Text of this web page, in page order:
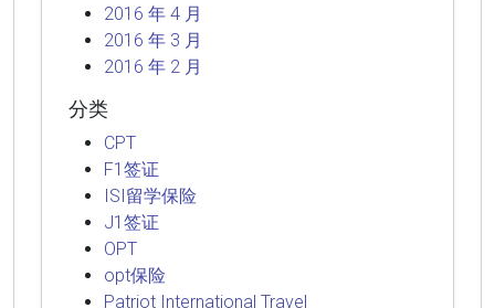
2016 年 4 月
2016 年 3 月
2016 年 2 月
分类
CPT
F1签证
ISI留学保险
J1签证
OPT
opt保险
Patriot International Travel